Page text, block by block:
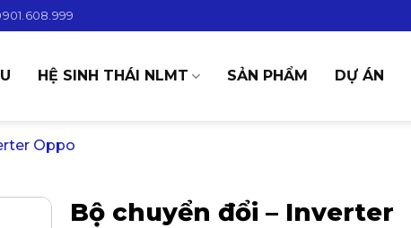
HỆ SINH THÁI NLMT SẢN PHẨM DỰ ÁN
Oppo
Bộ chuyển đổi – Inverter